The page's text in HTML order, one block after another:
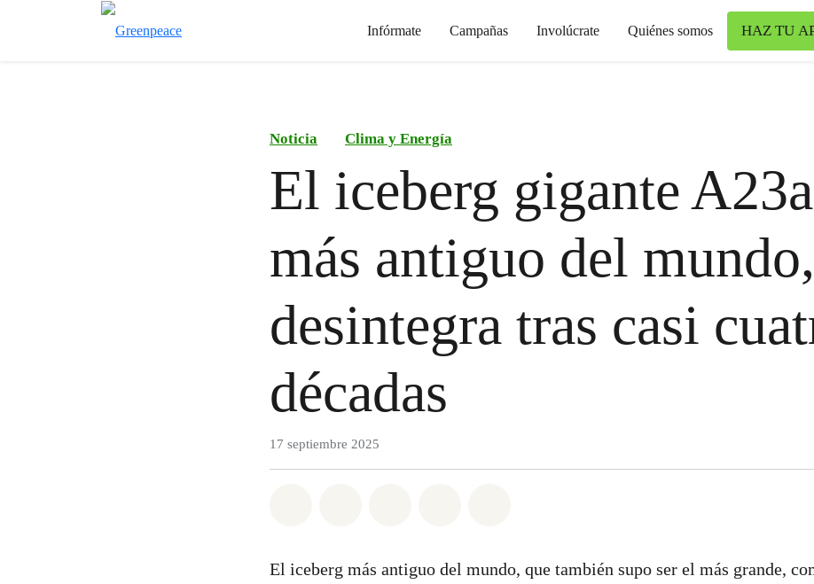
Infórmate Campañas Involúcrate Quiénes somos HAZ TU
Noticia Clima y Energía
El iceberg gigante
más antiguo del
desintegra tras casi
décadas
17 septiembre 2025
El iceberg más antiguo del mundo, que también supo ser el más grande,